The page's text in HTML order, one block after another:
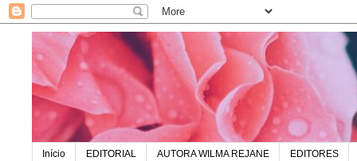
Início EDITORIAL AUTORA WILMA REJANE EDITORES